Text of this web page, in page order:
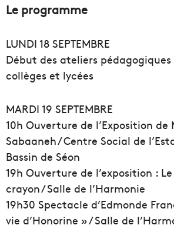
Le programme
LUNDI 18 SEPTEMBRE
Début des ateliers pédagogiques
collèges et lycées
MARDI 19 SEPTEMBRE
10h Ouverture de l’Exposition de
Sabaaneh / Centre Social de
Bassin de Séon
19h Ouverture de l’exposition :
crayon / Salle de l’Harmonie
19h30 Spectacle d’Edmonde
vie d’Honorine » / Salle de